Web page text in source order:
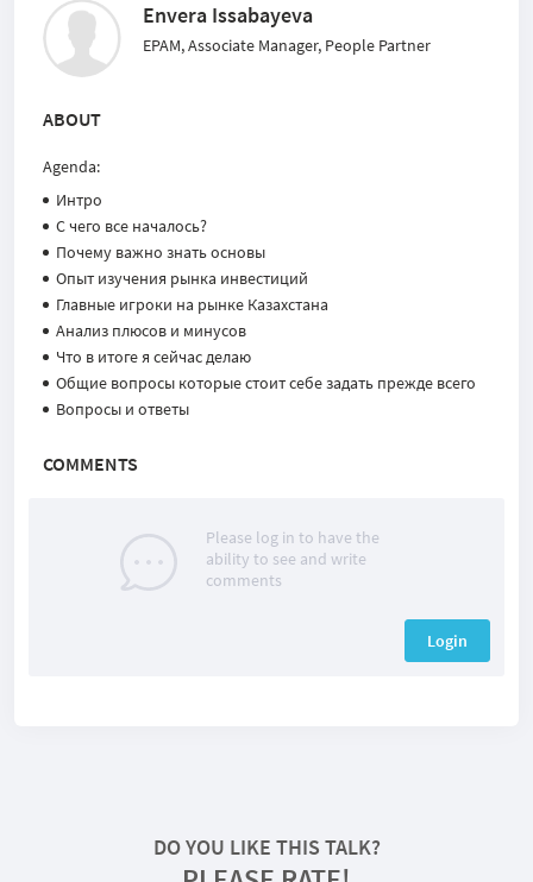
Envera Issabayeva
EPAM, Associate Manager, People Partner
ABOUT
Agenda:
Интро
С чего все началось?
Почему важно знать основы
Опыт изучения рынка инвестиций
Главные игроки на рынке Казахстана
Анализ плюсов и минусов
Что в итоге я сейчас делаю
Общие вопросы которые стоит себе задать прежде всего
Вопросы и ответы
COMMENTS
Please log in to have the
ability to see and write
comments
Login
DO YOU LIKE THIS TALK?